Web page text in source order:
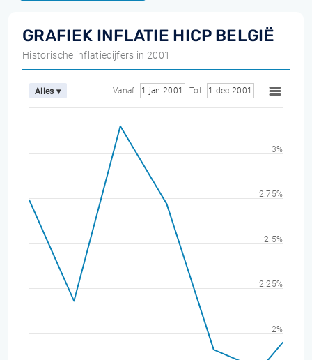
GRAFIEK INFLATIE HICP BELGIË
Historische inflatiecijfers in 2001
Alles ▾ Vanaf 1 jan 2001 Tot 1 dec 2001
2%
2.25%
2.5%
2.75%
3%